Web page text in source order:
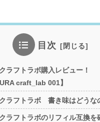
目次
ラフトラボ購入レビュー！
craft_lab 001】
ラフトラボ 書き味はどうな
ラフトラボのリフィル互換を